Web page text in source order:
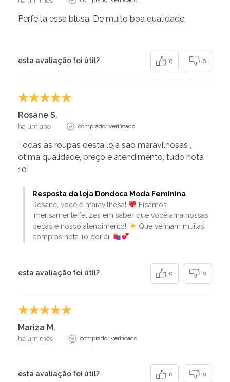
Perfeita essa blusa. De muito boa qualidade.
esta avaliação foi útil? 0 0
Rosane S.
há um ano comprador verificado
Todas as roupas desta loja são maravilhosas ,
ótima qualidade, preço e atendimento, tudo nota
10!
Resposta da loja Dondoca Moda Feminina
Rosane, você é maravilhosa!
Ficamos
imensamente felizes em saber que você ama nossas
peças e nosso atendimento!
Que venham muitas
compras nota 10 por aí!
esta avaliação foi útil? 0 0
Mariza M.
há um mês comprador verificado
esta avaliação foi útil? 0 0